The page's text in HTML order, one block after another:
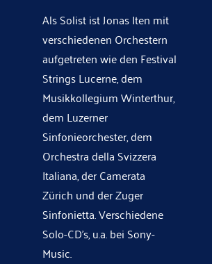
Als Solist ist Jonas Iten mit
verschiedenen Orchestern
aufgetreten wie den Festival
Strings Lucerne, dem
Musikkollegium Winterthur,
dem Luzerner
Sinfonieorchester, dem
Orchestra della Svizzera
Italiana, der Camerata
Zürich und der Zuger
Sinfonietta. Verschiedene
Solo-CD’s, u.a. bei Sony-
Music.